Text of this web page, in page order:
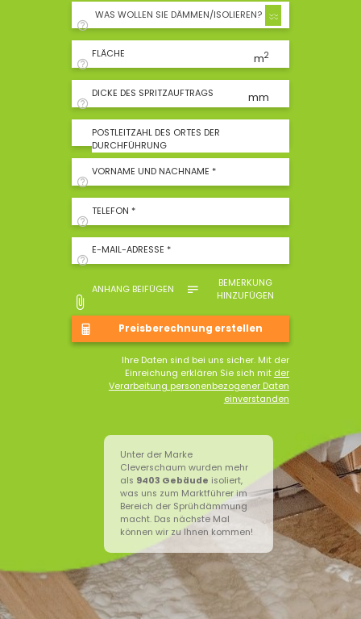
WAS WOLLEN SIE DÄMMEN/ISOLIEREN?
FLÄCHE m2
DICKE DES SPRITZAUFTRAGS mm
POSTLEITZAHL DES ORTES DER
DURCHFÜHRUNG
VORNAME UND NACHNAME *
TELEFON *
E-MAIL-ADRESSE *
ANHANG BEIFÜGEN
BEMERKUNG
HINZUFÜGEN
Ihre Daten sind bei uns sicher. Mit der
Einreichung erklären Sie sich mit der
Verarbeitung personenbezogener Daten
einverstanden
Unter der Marke
Cleverschaum wurden mehr
als 9403 Gebäude isoliert,
was uns zum Marktführer im
Bereich der Sprühdämmung
macht. Das nächste Mal
können wir zu Ihnen kommen!